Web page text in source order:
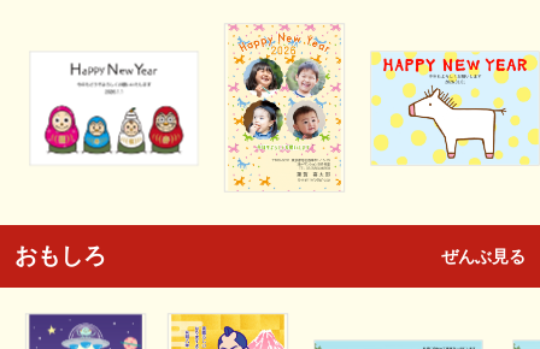
おもしろ ぜんぶ見る